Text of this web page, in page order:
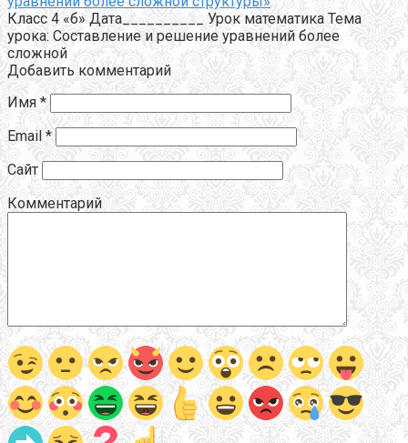
Класс 4 «б» Дата__________ Урок математика Тема
урока: Составление и решение уравнений более
сложной
Добавить комментарий
Имя *
Email *
Сайт
Комментарий